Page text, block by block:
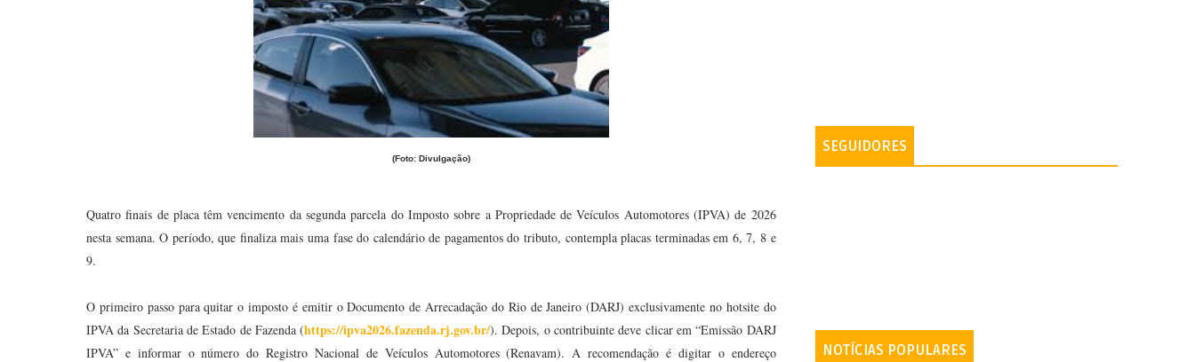
(Foto: Divulgação)
Quatro finais de placa têm vencimento da segunda parcela do Imposto sobre a Propriedade de Veículos Automotores (IPVA) de 2026
nesta semana. O período, que finaliza mais uma fase do calendário de pagamentos do tributo, contempla placas terminadas em 6, 7, 8 e
9.
O primeiro passo para quitar o imposto é emitir o Documento de Arrecadação do Rio de Janeiro (DARJ) exclusivamente no hotsite do
IPVA da Secretaria de Estado de Fazenda (https://ipva2026.fazenda.rj.gov.br/). Depois, o contribuinte deve clicar em “Emissão DARJ
IPVA” e informar o número do Registro Nacional de Veículos Automotores (Renavam). A recomendação é digitar o endereço
SEGUIDORES
NOTÍCIAS POPULARES